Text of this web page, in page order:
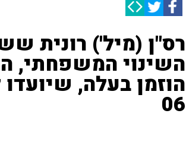
השינוי המשפחתי,
הוזמן בעלה,
06